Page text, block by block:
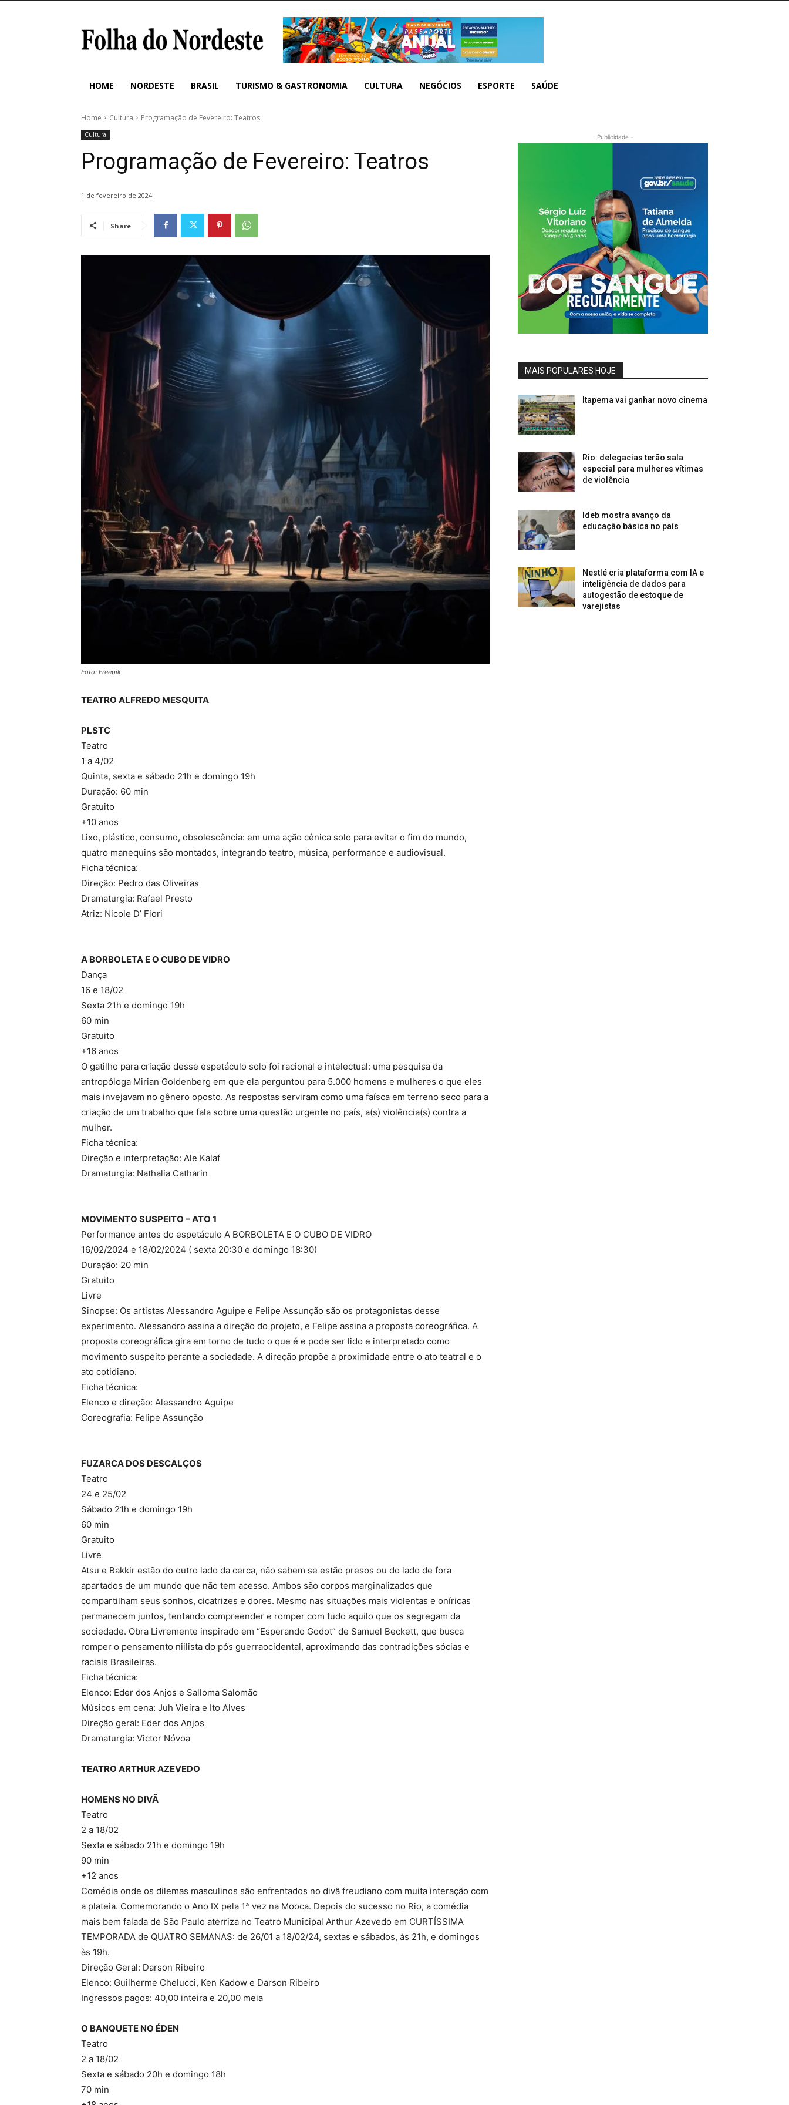
HOME NORDESTE BRASIL TURISMO & GASTRONOMIA CULTURA NEGÓCIOS ESPORTE SAÚDE
Home Cultura Programação de Fevereiro: Teatros
Cultura
Programação de Fevereiro: Teatros
1 de fevereiro de 2024
Share
Foto: Freepik
TEATRO ALFREDO MESQUITA
PLSTC
Teatro
1 a 4/02
Quinta, sexta e sábado 21h e domingo 19h
Duração: 60 min
Gratuito
+10 anos
Lixo, plástico, consumo, obsolescência: em uma ação cênica solo para evitar o fim do mundo,
quatro manequins são montados, integrando teatro, música, performance e audiovisual.
Ficha técnica:
Direção: Pedro das Oliveiras
Dramaturgia: Rafael Presto
Atriz: Nicole D’ Fiori
A BORBOLETA E O CUBO DE VIDRO
Dança
16 e 18/02
Sexta 21h e domingo 19h
60 min
Gratuito
+16 anos
O gatilho para criação desse espetáculo solo foi racional e intelectual: uma pesquisa da
antropóloga Mirian Goldenberg em que ela perguntou para 5.000 homens e mulheres o que eles
mais invejavam no gênero oposto. As respostas serviram como uma faísca em terreno seco para a
criação de um trabalho que fala sobre uma questão urgente no país, a(s) violência(s) contra a
mulher.
Ficha técnica:
Direção e interpretação: Ale Kalaf
Dramaturgia: Nathalia Catharin
MOVIMENTO SUSPEITO – ATO 1
Performance antes do espetáculo A BORBOLETA E O CUBO DE VIDRO
16/02/2024 e 18/02/2024 ( sexta 20:30 e domingo 18:30)
Duração: 20 min
Gratuito
Livre
Sinopse: Os artistas Alessandro Aguipe e Felipe Assunção são os protagonistas desse
experimento. Alessandro assina a direção do projeto, e Felipe assina a proposta coreográfica. A
proposta coreográfica gira em torno de tudo o que é e pode ser lido e interpretado como
movimento suspeito perante a sociedade. A direção propõe a proximidade entre o ato teatral e o
ato cotidiano.
Ficha técnica:
Elenco e direção: Alessandro Aguipe
Coreografia: Felipe Assunção
FUZARCA DOS DESCALÇOS
Teatro
24 e 25/02
Sábado 21h e domingo 19h
60 min
Gratuito
Livre
Atsu e Bakkir estão do outro lado da cerca, não sabem se estão presos ou do lado de fora
apartados de um mundo que não tem acesso. Ambos são corpos marginalizados que
compartilham seus sonhos, cicatrizes e dores. Mesmo nas situações mais violentas e oníricas
permanecem juntos, tentando compreender e romper com tudo aquilo que os segregam da
sociedade. Obra Livremente inspirado em “Esperando Godot” de Samuel Beckett, que busca
romper o pensamento niilista do pós guerraocidental, aproximando das contradições sócias e
raciais Brasileiras.
Ficha técnica:
Elenco: Eder dos Anjos e Salloma Salomão
Músicos em cena: Juh Vieira e Ito Alves
Direção geral: Eder dos Anjos
Dramaturgia: Victor Nóvoa
TEATRO ARTHUR AZEVEDO
HOMENS NO DIVÃ
Teatro
2 a 18/02
Sexta e sábado 21h e domingo 19h
90 min
+12 anos
Comédia onde os dilemas masculinos são enfrentados no divã freudiano com muita interação com
a plateia. Comemorando o Ano IX pela 1ª vez na Mooca. Depois do sucesso no Rio, a comédia
mais bem falada de São Paulo aterriza no Teatro Municipal Arthur Azevedo em CURTÍSSIMA
TEMPORADA de QUATRO SEMANAS: de 26/01 a 18/02/24, sextas e sábados, às 21h, e domingos
às 19h.
Direção Geral: Darson Ribeiro
Elenco: Guilherme Chelucci, Ken Kadow e Darson Ribeiro
Ingressos pagos: 40,00 inteira e 20,00 meia
O BANQUETE NO ÉDEN
Teatro
2 a 18/02
Sexta e sábado 20h e domingo 18h
70 min
- Publicidade -
MAIS POPULARES HOJE
Itapema vai ganhar novo cinema
Rio: delegacias terão sala
especial para mulheres vítimas
de violência
Ideb mostra avanço da
educação básica no país
Nestlé cria plataforma com IA e
inteligência de dados para
autogestão de estoque de
varejistas